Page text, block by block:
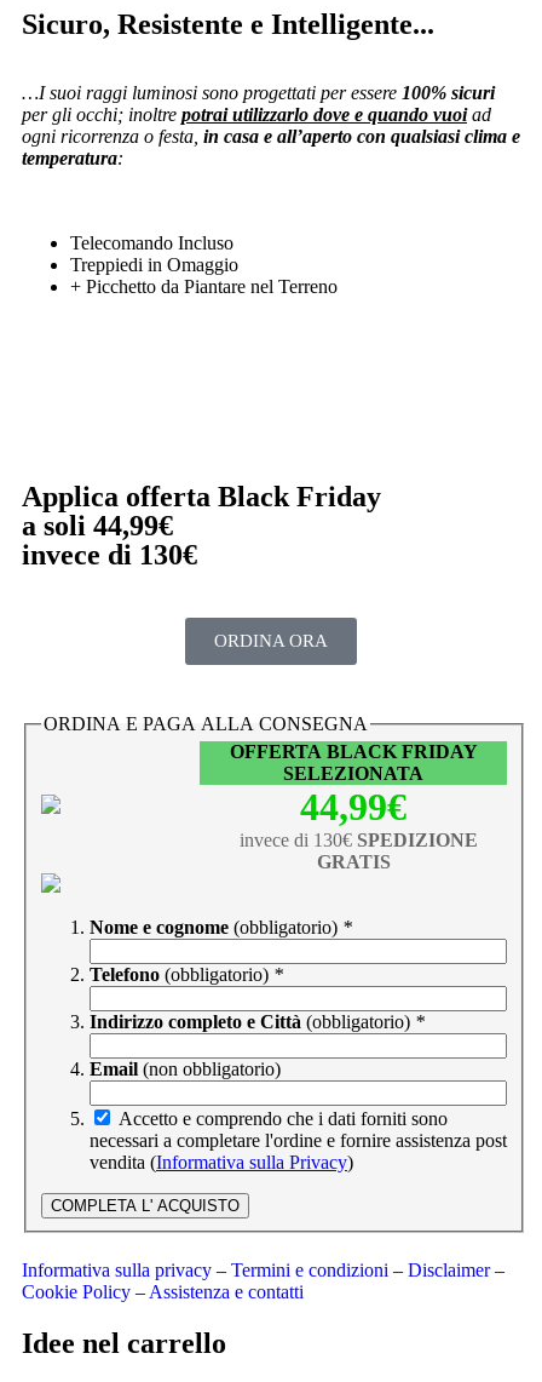
Sicuro, Resistente e Intelligente...
…I suoi raggi luminosi sono progettati per essere 100% sicuri
per gli occhi; inoltre potrai utilizzarlo dove e quando vuoiad
ogni ricorrenza o festa, in casa e all’aperto con qualsiasi clima e
temperatura:
Telecomando Incluso
Treppiedi in Omaggio
+ Picchetto da Piantare nel Terreno
Applica offerta Black Friday
a soli 44,99€
invece di 130€
ORDINA ORA
ORDINA E PAGA ALLA CONSEGNA
OFFERTA BLACK FRIDAY
SELEZIONATA
44,99€
invece di 130€ SPEDIZIONE
GRATIS
Nome e cognome (obbligatorio) *
Telefono (obbligatorio) *
Indirizzo completo e Città (obbligatorio) *
Email (non obbligatorio)
Accetto e comprendo che i dati forniti sono
necessari a completare l'ordine e fornire assistenza post
vendita (Informativa sulla Privacy)
Informativa sulla privacy – Termini e condizioni – Disclaimer–
Cookie Policy – Assistenza e contatti
Idee nel carrello